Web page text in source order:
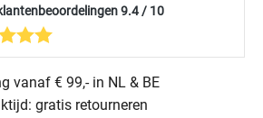
9.4 / 10
vanaf € 99,- in NL & BE
gratis retourneren